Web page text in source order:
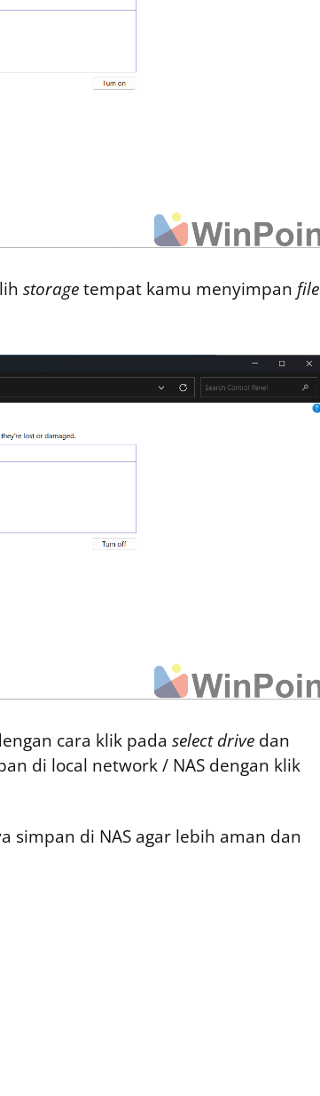
storagetempat kamu menyimpan file
cara klik pada select drive dan
di local network / NAS dengan klik
simpan di NAS agar lebih aman dan